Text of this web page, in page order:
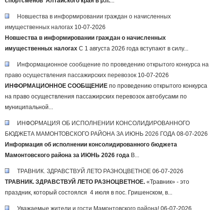
Новшества в информировании граждан о начисленных
имущественных налогах 10-07-2026
Новшества в информировании граждан о начисленных
имущественных налогах С 1 августа 2026 года вступают в силу...
Информационное сообщение по проведению открытого конкурса на
право осуществления пассажирских перевозок 10-07-2026
ИНФОРМАЦИОННОЕ СООБЩЕНИЕ по проведению открытого конкурса
на право осуществления пассажирских перевозок автобусами по
муниципальной...
ИНФОРМАЦИЯ ОБ ИСПОЛНЕНИИ КОНСОЛИДИРОВАННОГО
БЮДЖЕТА МАМОНТОВСКОГО РАЙОНА ЗА ИЮНЬ 2026 ГОДА 08-07-2026
Информация об исполнении консолидированного бюджета
Мамонтовского района за ИЮНЬ 2026 года В...
ТРАВНИК. ЗДРАВСТВУЙ ЛЕТО РАЗНОЦВЕТНОЕ 06-07-2026
ТРАВНИК. ЗДРАВСТВУЙ ЛЕТО РАЗНОЦВЕТНОЕ. «Травник» - это
праздник, который состоялся 4 июля в пос. Гришенском, в...
Уважаемые жители и гости Мамонтовского района! 06-07-2026